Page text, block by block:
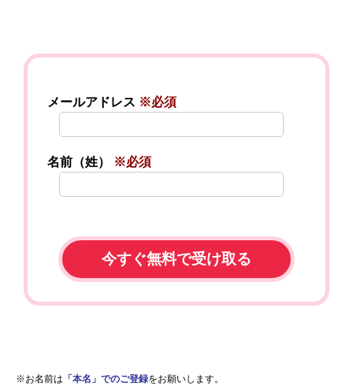
メールアドレス ※必須
名前（姓） ※必須
※お名前は 「本名」でのご登録をお願いします。